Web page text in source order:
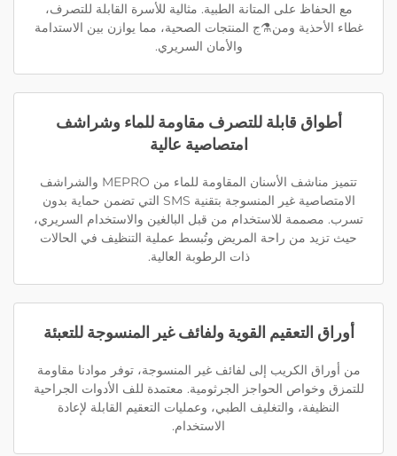
مع الحفاظ على المتانة الطبية. مثالية للأسرة القابلة للتصرف،
غطاء الأحذية ومن⚗ج المنتجات الصحية، مما يوازن بين الاستدامة
والأمان السريري.
أطواق قابلة للتصرف مقاومة للماء وشراشف
امتصاصية عالية
تتميز مناشف الأسنان المقاومة للماء من MEPRO والشراشف
الامتصاصية غير المنسوجة بتقنية SMS التي تضمن حماية بدون
تسرب. مصممة للاستخدام من قبل البالغين والاستخدام السريري،
حيث تزيد من راحة المريض وتُبسط عملية التنظيف في الحالات
ذات الرطوبة العالية.
أوراق التعقيم القوية ولفائف غير المنسوجة للتعبئة
من أوراق الكريب إلى لفائف غير المنسوجة، توفر موادنا مقاومة
للتمزق وخواص الحواجز الجرثومية. معتمدة للف الأدوات الجراحية
النظيفة، والتغليف الطبي، وعمليات التعقيم القابلة لإعادة
الاستخدام.